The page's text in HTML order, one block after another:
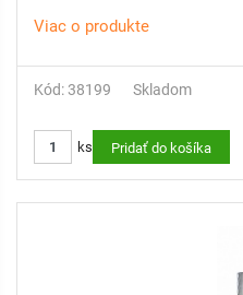
Viac o produkte
Kód: 38199 Skladom
ks Pridať do košíka